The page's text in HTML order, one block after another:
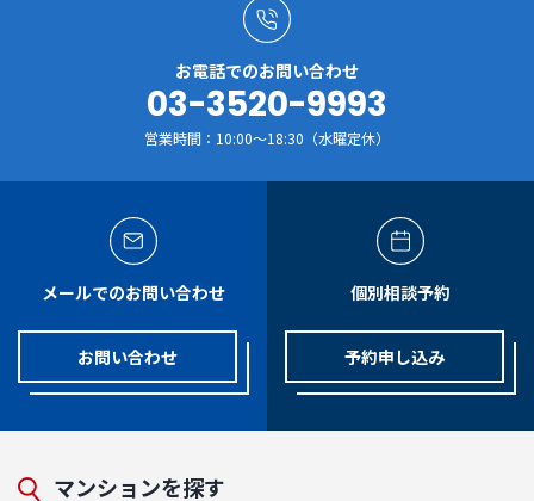
お電話でのお問い合わせ
03-3520-9993
営業時間：10:00～18:30（水曜定休）
メールでのお問い合わせ
お問い合わせ
個別相談予約
予約申し込み
マンションを探す